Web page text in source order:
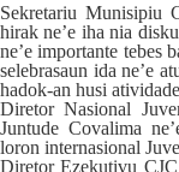
Sekretariu Munisipiu
hirak ne’e iha nia
ne’e importante tebes
selebrasaun ida ne’e
hadok-an husi
Diretor Nasional
Juntude Covalima
loron internasional
Diretor Ezekutivu CJC